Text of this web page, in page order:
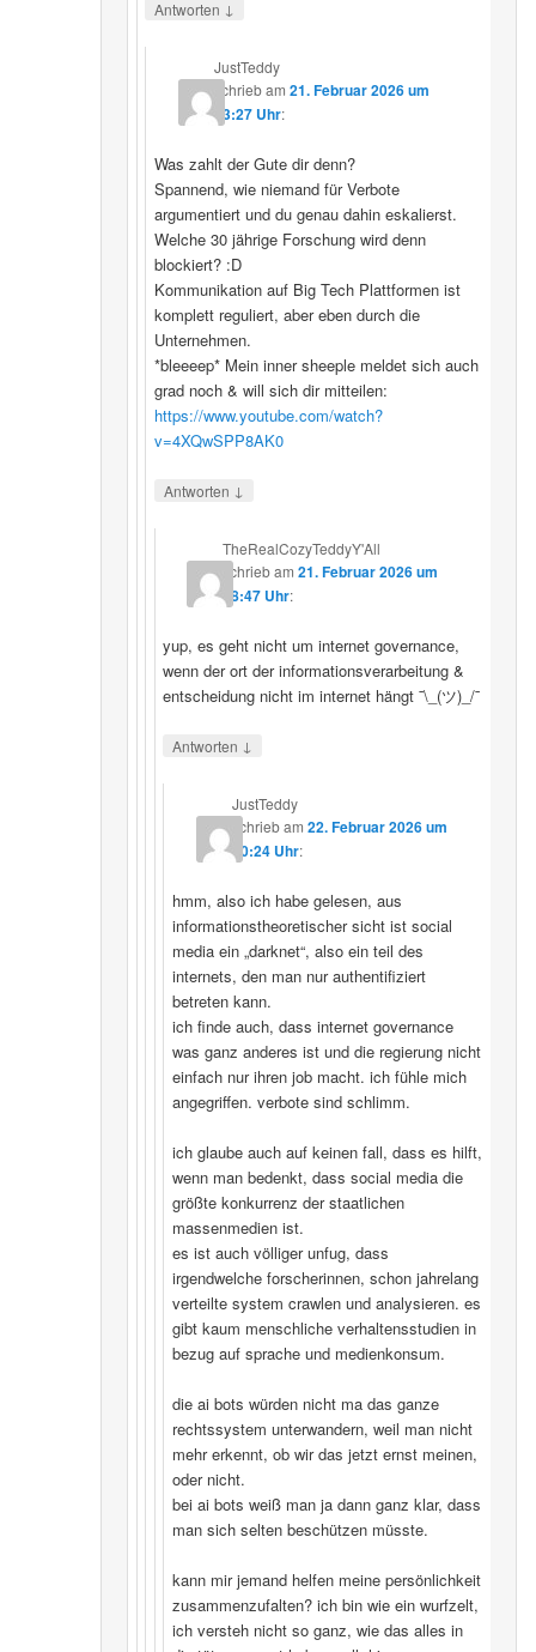
Antworten ↓
JustTeddy
schriebam 21. Februar 2026 um
13:27 Uhr:
Was zahlt der Gute dir denn?
Spannend, wie niemand für Verbote
argumentiert und du genau dahin eskalierst.
Welche 30 jährige Forschung wird denn
blockiert? :D
Kommunikation auf Big Tech Plattformen ist
komplett reguliert, aber eben durch die
Unternehmen.
*bleeeep* Mein inner sheeple meldet sich auch
grad noch & will sich dir mitteilen:
https://www.youtube.com/watch?
v=4XQwSPP8AK0
Antworten ↓
TheRealCozyTeddyY'All
schriebam21. Februar 2026 um
18:47 Uhr:
yup, es geht nicht um internet governance,
wenn der ort der informationsverarbeitung &
entscheidung nicht im internet hängt ¯\_(ツ)_/¯
Antworten ↓
JustTeddy
schriebam 22. Februar 2026 um
20:24 Uhr:
hmm, also ich habe gelesen, aus
informationstheoretischer sicht ist social
media ein „darknet“, also ein teil des
internets, den man nur authentifiziert
betreten kann.
ich finde auch, dass internet governance
was ganz anderes ist und die regierung nicht
einfach nur ihren job macht. ich fühle mich
angegriffen. verbote sind schlimm.
ich glaube auch auf keinen fall, dass es hilft,
wenn man bedenkt, dass social media die
größte konkurrenz der staatlichen
massenmedien ist.
es ist auch völliger unfug, dass
irgendwelche forscherinnen, schon jahrelang
verteilte system crawlen und analysieren. es
gibt kaum menschliche verhaltensstudien in
bezug auf sprache und medienkonsum.
die ai bots würden nicht ma das ganze
rechtssystem unterwandern, weil man nicht
mehr erkennt, ob wir das jetzt ernst meinen,
oder nicht.
bei ai bots weiß man ja dann ganz klar, dass
man sich selten beschützen müsste.
kann mir jemand helfen meine persönlichkeit
zusammenzufalten? ich bin wie ein wurfzelt,
ich versteh nicht so ganz, wie das alles in